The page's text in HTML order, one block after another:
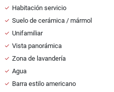
Habitación servicio
Suelo de cerámica / mármol
Unifamiliar
Vista panorámica
Zona de lavandería
Agua
Barra estilo americano